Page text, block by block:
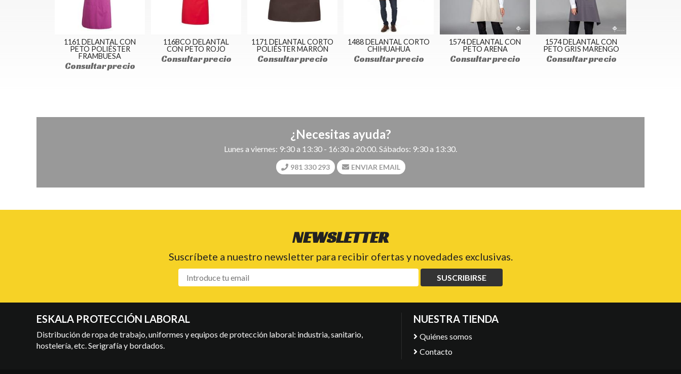
1161 DELANTAL CON
PETO POLIÉSTER
FRAMBUESA
Consultar precio
116BCO DELANTAL
CON PETO ROJO
Consultar precio
1171 DELANTAL CORTO
POLIÉSTER MARRÓN
Consultar precio
1488 DELANTAL CORTO
CHIHUAHUA
Consultar precio
1574 DELANTAL CON
PETO ARENA
Consultar precio
1574 DELANTAL CON
PETO GRIS MARENGO
Consultar precio
¿Necesitas ayuda?
Lunes a viernes: 9:30 a 13:30 - 16:30 a 20:00. Sábados: 9:30 a 13:30.
981 330 293 ENVIAR EMAIL
NEWSLETTER
Suscríbete a nuestro newsletter para recibir ofertas y novedades exclusivas.
SUSCRIBIRSE
ESKALA PROTECCIÓN LABORAL
Distribución de ropa de trabajo, uniformes y equipos de protección laboral: industria, sanitario,
hostelería, etc. Serigrafía y bordados.
NUESTRA TIENDA
Quiénes somos
Contacto